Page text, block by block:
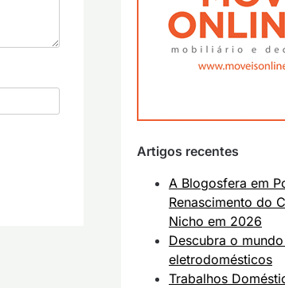
Artigos recentes
A Blogosfera em
Renascimento do
Nicho em 2026
Descubra o
eletrodomésticos
Trabalhos